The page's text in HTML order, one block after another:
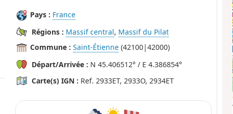
Pays : France
Régions : Massif central, Massif du Pilat
Commune : Saint-Étienne (42100|42000)
Départ/Arrivée : N 45.406512° / E 4.386854°
Carte(s) IGN : Ref. 2933ET, 2933O, 2934ET